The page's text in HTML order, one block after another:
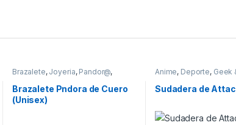
Brazalete, Joyeria, Pandor@,
Vestimenta & Moda
Brazalete Pndora de Cuero
(Unisex)
Anime, Deporte, Geek
Sueter & Hoodies
Vestimenta & Moda
Sudadera de